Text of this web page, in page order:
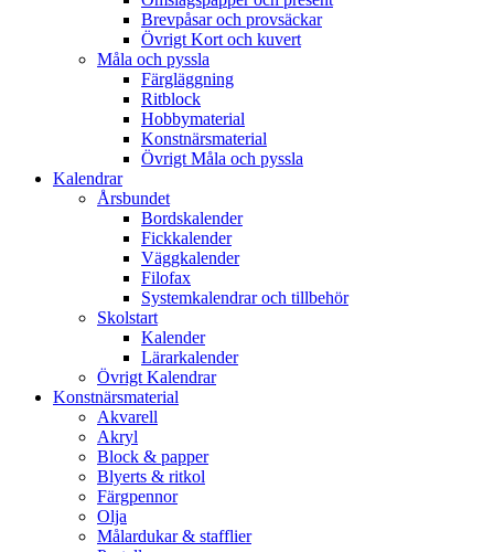
Brevpåsar och provsäckar
Övrigt Kort och kuvert
Måla och pyssla
Färgläggning
Ritblock
Hobbymaterial
Konstnärsmaterial
Övrigt Måla och pyssla
Kalendrar
Årsbundet
Bordskalender
Fickkalender
Väggkalender
Filofax
Systemkalendrar och tillbehör
Skolstart
Kalender
Lärarkalender
Övrigt Kalendrar
Konstnärsmaterial
Akvarell
Akryl
Block & papper
Blyerts & ritkol
Färgpennor
Olja
Målardukar & stafflier